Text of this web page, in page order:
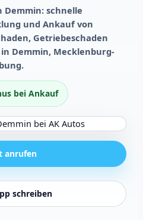
schnelle
und Ankauf von
Getriebeschaden
Demmin, Mecklenburg-
bei Ankauf
anrufen
schreiben